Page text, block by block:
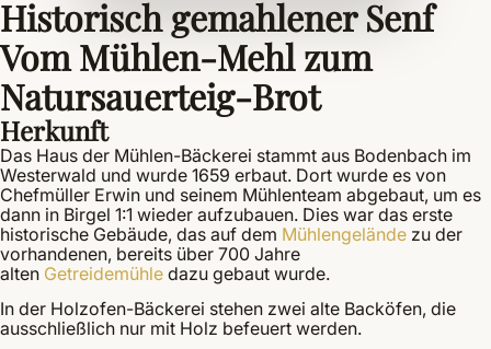
Historisch gemahlener Senf
Vom Mühlen-Mehl zum
Natursauerteig-Brot
Herkunft
Das Haus der Mühlen-Bäckerei stammt aus Bodenbach im
Westerwald und wurde 1659 erbaut. Dort wurde es von
Chefmüller Erwin und seinem Mühlenteam abgebaut, um es
dann in Birgel 1:1 wieder aufzubauen. Dies war das erste
historische Gebäude, das auf dem Mühlengelände zu der
vorhandenen, bereits über 700 Jahre
alten Getreidemühle dazu gebaut wurde.
In der Holzofen-Bäckerei stehen zwei alte Backöfen, die
ausschließlich nur mit Holz befeuert werden.